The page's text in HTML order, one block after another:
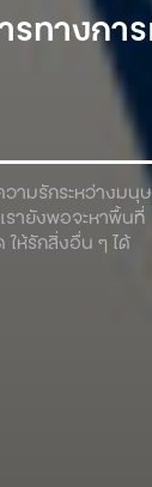
ามรักระหว่างมนุ
รายังพอจะหาพื้นที่
ให้รักสิ่งอื่น ๆ ได้
ทางการ